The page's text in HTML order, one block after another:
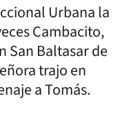
Urbana la
Cambacito,
San Baltasar de
trajo en
a Tomás.